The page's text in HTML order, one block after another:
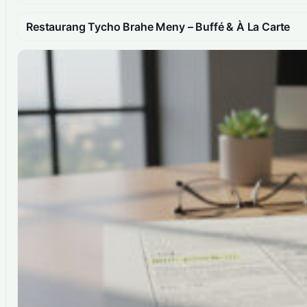
Restaurang Tycho Brahe Meny – Buffé & À La Carte